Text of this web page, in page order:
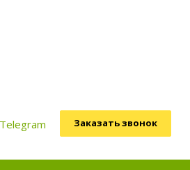
Заказать звонок